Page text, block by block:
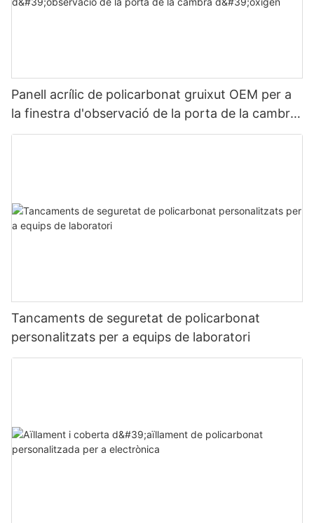
Panell acrílic de policarbonat gruixut OEM per a
la finestra d'observació de la porta de la cambra
d'oxigen
Tancaments de seguretat de policarbonat
personalitzats per a equips de laboratori